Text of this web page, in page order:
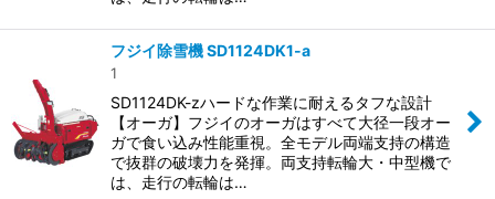
フジイ除雪機 SD1124DK1-a
1
SD1124DK-zハードな作業に耐えるタフな設計
【オーガ】フジイのオーガはすべて大径一段オー
ガで食い込み性能重視。全モデル両端支持の構造
で抜群の破壊力を発揮。両支持転輪大・中型機で
は、走行の転輪は…